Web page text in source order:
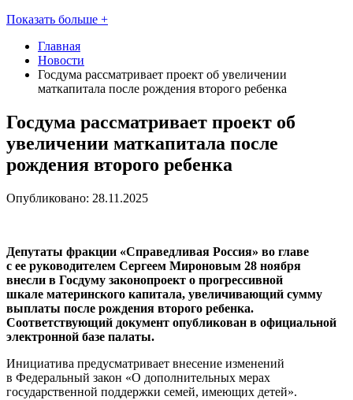
Показать больше +
Главная
Новости
Госдума рассматривает проект об увеличении
маткапитала после рождения второго ребенка
Госдума рассматривает проект об
увеличении маткапитала после
рождения второго ребенка
Опубликовано: 28.11.2025
Депутаты фракции «Справедливая Россия» во главе
с ее руководителем Сергеем Мироновым 28 ноября
внесли в Госдуму законопроект о прогрессивной
шкале материнского капитала, увеличивающий сумму
выплаты после рождения второго ребенка.
Соответствующий документ опубликован в официальной
электронной базе палаты.
Инициатива предусматривает внесение изменений
в Федеральный закон «О дополнительных мерах
государственной поддержки семей, имеющих детей».